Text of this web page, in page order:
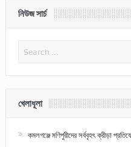
নিউজ সার্চ
খেলাধূলা
কমলগঞ্জে মণিপুরীদের সর্ববৃহৎ ক্রীড়া